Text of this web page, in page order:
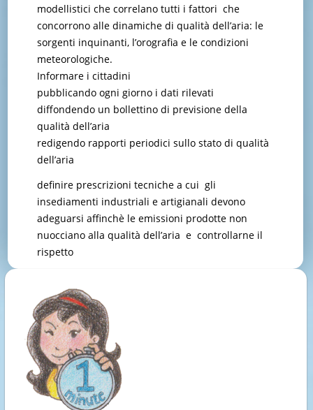
modellistici che correlano tutti i fattori che
concorrono alle dinamiche di qualità dell’aria: le
sorgenti inquinanti, l’orografia e le condizioni
meteorologiche.
Informare i cittadini
pubblicando ogni giorno i dati rilevati
diffondendo un bollettino di previsione della
qualità dell’aria
redigendo rapporti periodici sullo stato di qualità
dell’aria
definire prescrizioni tecniche a cui gli
insediamenti industriali e artigianali devono
adeguarsi affinchè le emissioni prodotte non
nuocciano alla qualità dell’aria e controllarne il
rispetto